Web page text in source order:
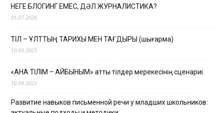
НЕГЕ БЛОГИНГ ЕМЕС, ДӘЛ ЖУРНАЛИСТИКА?
05.07.2026
ТІЛ – ҰЛТТЫҢ ТАРИХЫ МЕН ТАҒДЫРЫ (шығарма)
10.09.2025
«АНА ТІЛІМ – АЙБЫНЫМ» атты тілдер мерекесінің сценариі
10.09.2025
Развитие навыков письменной речи у младших школьников: